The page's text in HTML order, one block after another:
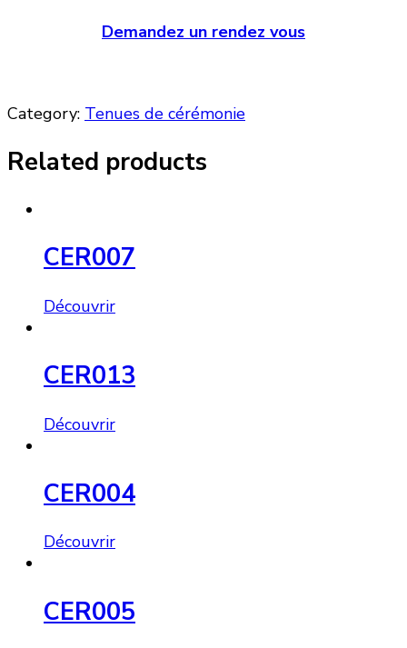
Demandez un rendez vous
Category: Tenues de cérémonie
Related products
CER007
Découvrir
CER013
Découvrir
CER004
Découvrir
CER005